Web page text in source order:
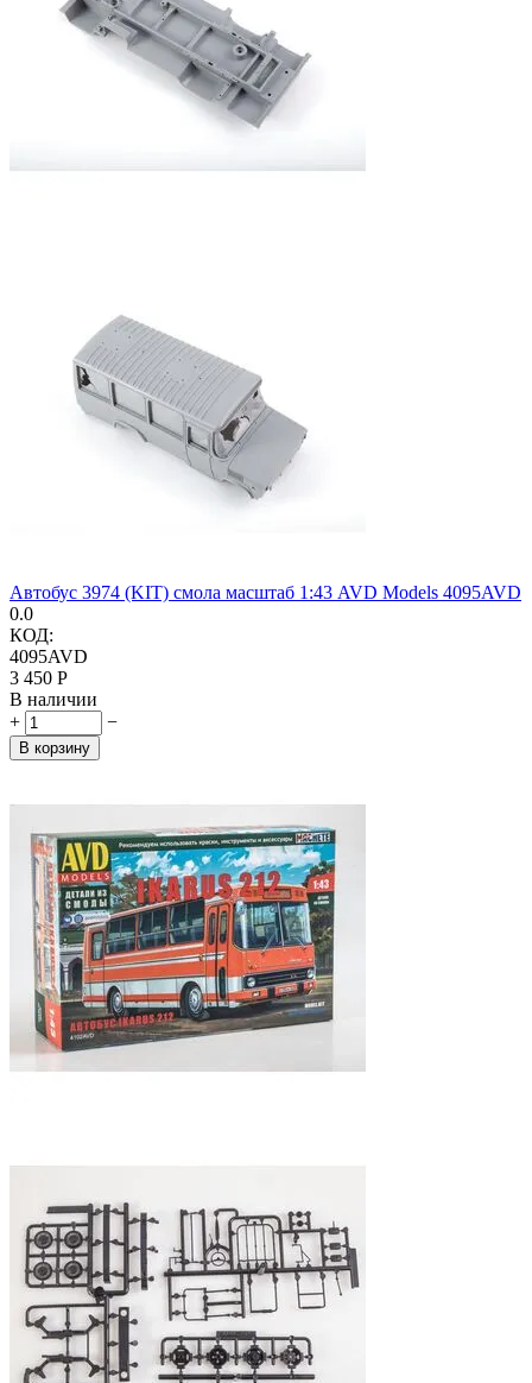
Автобус 3974 (KIT) смола масштаб 1:43 AVD Models 4095AVD
0.0
КОД:
4095AVD
3 450 Р
В наличии
+
−
В корзину